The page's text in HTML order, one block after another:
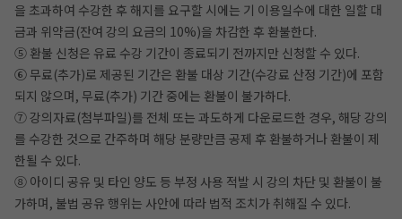
을 초과하여 수강한 후 해지를 요구할 시에는 기 이용일수에 대한 일할 대
금과 위약금(잔여 강의 요금의 10%)을 차감한 후 환불한다.
⑤ 환불 신청은 유료 수강 기간이 종료되기 전까지만 신청할 수 있다.
⑥ 무료(추가)로 제공된 기간은 환불 대상 기간(수강료 산정 기간)에 포함
되지 않으며, 무료(추가) 기간 중에는 환불이 불가하다.
⑦ 강의자료(첨부파일)를 전체 또는 과도하게 다운로드한 경우, 해당 강의
를 수강한 것으로 간주하며 해당 분량만큼 공제 후 환불하거나 환불이 제
한될 수 있다.
⑧ 아이디 공유 및 타인 양도 등 부정 사용 적발 시 강의 차단 및 환불이 불
가하며, 불법 공유 행위는 사안에 따라 법적 조치가 취해질 수 있다.